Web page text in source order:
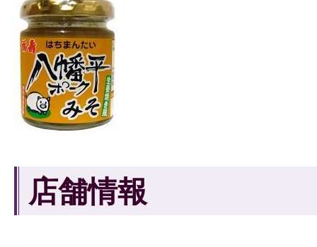
店舗情報